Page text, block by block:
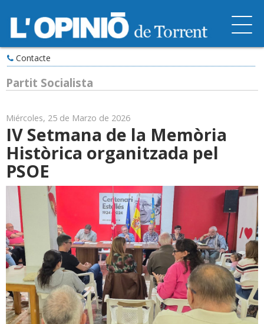
Contacte
Partit Socialista
Miércoles, 25 de Marzo de 2026
IV Setmana de la Memòria
Històrica organitzada pel
PSOE